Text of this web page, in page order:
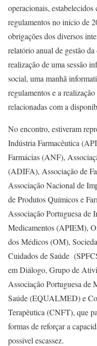
operacionais,
regulamentos no início de
obrigações dos diversos
relatório anual de gestão
realização de uma sessão
social, uma manhã
regulamentos e a
relacionadas com a
No encontro, estiveram
Indústria Farmacêutica
Farmácias (ANF),
(ADIFA), Associação de
Associação Nacional de
de Produtos Químicos e
Associação Portuguesa de
Medicamentos (APIEM),
dos Médicos (OM),
Cuidados de Saúde
em Diálogo, Grupo de
Associação Portuguesa de
Saúde (EQUALMED) e
Terapêutica (CNFT), que
formas de reforçar a
possível escassez.